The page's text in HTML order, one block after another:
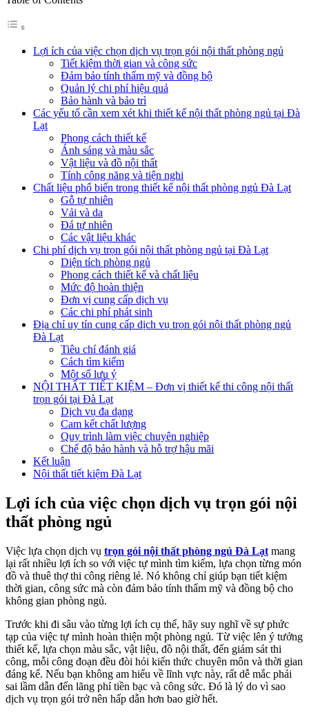
Lợi ích của việc chọn dịch vụ trọn gói nội thất phòng ngủ
Tiết kiệm thời gian và công sức
Đảm bảo tính thẩm mỹ và đồng bộ
Quản lý chi phí hiệu quả
Bảo hành và bảo trì
Các yếu tố cần xem xét khi thiết kế nội thất phòng ngủ tại Đà
Lạt
Phong cách thiết kế
Ánh sáng và màu sắc
Vật liệu và đồ nội thất
Tính công năng và tiện nghi
Chất liệu phổ biến trong thiết kế nội thất phòng ngủ Đà Lạt
Gỗ tự nhiên
Vải và da
Đá tự nhiên
Các vật liệu khác
Chi phí dịch vụ trọn gói nội thất phòng ngủ tại Đà Lạt
Diện tích phòng ngủ
Phong cách thiết kế và chất liệu
Mức độ hoàn thiện
Đơn vị cung cấp dịch vụ
Các chi phí phát sinh
Địa chỉ uy tín cung cấp dịch vụ trọn gói nội thất phòng ngủ
Đà Lạt
Tiêu chí đánh giá
Cách tìm kiếm
Một số lưu ý
NỘI THẤT TIẾT KIỆM – Đơn vị thiết kế thi công nội thất
trọn gói tại Đà Lạt
Dịch vụ đa dạng
Cam kết chất lượng
Quy trình làm việc chuyên nghiệp
Chế độ bảo hành và hỗ trợ hậu mãi
Kết luận
Nội thất tiết kiệm Đà Lạt
Lợi ích của việc chọn dịch vụ trọn gói nội
thất phòng ngủ
Việc lựa chọn dịch vụ trọn gói nội thất phòng ngủ Đà Lạt mang
lại rất nhiều lợi ích so với việc tự mình tìm kiếm, lựa chọn từng món
đồ và thuê thợ thi công riêng lẻ. Nó không chỉ giúp bạn tiết kiệm
thời gian, công sức mà còn đảm bảo tính thẩm mỹ và đồng bộ cho
không gian phòng ngủ.
Trước khi đi sâu vào từng lợi ích cụ thể, hãy suy nghĩ về sự phức
tạp của việc tự mình hoàn thiện một phòng ngủ. Từ việc lên ý tưởng
thiết kế, lựa chọn màu sắc, vật liệu, đồ nội thất, đến giám sát thi
công, mỗi công đoạn đều đòi hỏi kiến thức chuyên môn và thời gian
đáng kể. Nếu bạn không am hiểu về lĩnh vực này, rất dễ mắc phải
sai lầm dẫn đến lãng phí tiền bạc và công sức. Đó là lý do vì sao
dịch vụ trọn gói trở nên hấp dẫn hơn bao giờ hết.